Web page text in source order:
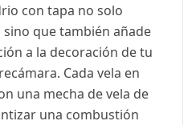
con tapa no solo
que también añade
a la decoración de tu
Cada vela en
una mecha de vela de
una combustión